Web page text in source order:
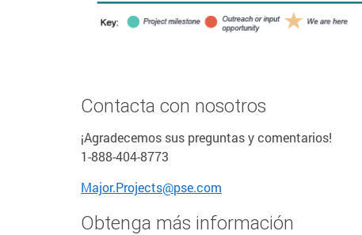
Contacta con nosotros
¡Agradecemos sus preguntas y comentarios!
1-888-404-8773
Major.Projects@pse.com
Obtenga más información